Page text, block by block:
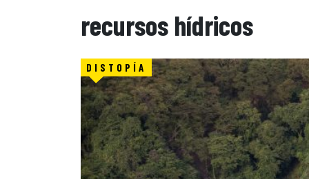
recursos hídricos
DISTOPÍA